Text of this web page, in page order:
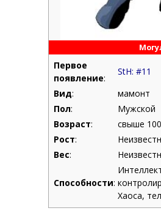
Первое
появление:
StH: #11
Вид:
мамонт
Пол:
Мужской
Возраст:
свыше
Рост:
Вес:
Способности:
Хаоса,